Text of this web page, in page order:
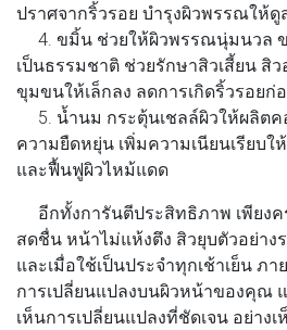
ปราศจากริ้วรอย บำรุงผิวพรรณให้
4. ขมิ้น ช่วยให้ผิวพรรณนุ่มนวล
เป็นธรรมชาติ ช่วยรักษาสิวเสี้ยน สิ
ขุมขนให้เล็กลง ลดการเกิดริ้วรอยก่
5. น้ำนม กระตุ้นเชลล์ผิวให้ผลิต
ความยืดหยุ่น เพิ่มความเนียนเรียบใ
และฟื้นฟูผิวไหม้แดด
อีกทั้งการันตีประสิทธิภาพ เพียงค
สดชื่น หน้าไม่แห้งตึง สิวยุบตัวอย่าง
และเมื่อใช้เป็นประจำทุกเช้าเย็น ภ
การเปลี่ยนแปลงบนผิวหน้าของคุณ
เห็นการเปลี่ยนแปลงที่ชัดเจน อย่าง